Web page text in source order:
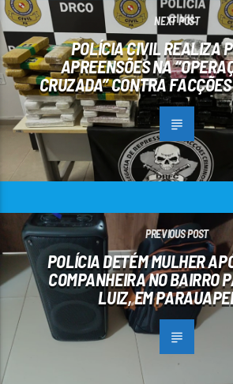
NEXT POST
POLÍCIA CIVIL REALIZA
APREENSÕES NA
CRUZADA” CONTRA
PREVIOUS POST
POLÍCIA DETÉM MULHER
COMPANHEIRA NO BAIRRO
LUIZ, EM